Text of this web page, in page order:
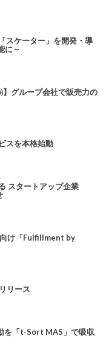
スケーター」を開発・導
に～
】グループ会社で販売力の
スを本格始動
スタートアップ企業
け「Fulfillment by
リース
を「t-Sort MAS」で吸収